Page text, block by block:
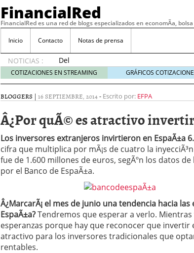
FinancialRed
FinancialRed es una red de blogs especializados en economÃ­a,
Inicio Contacto Notas de prensa
NOTICIAS :
Del
depósito
a la
cómo
cambiando
gestión
del
ahorro
en
España
05/08/2026
Seguros de convenio en pymes: la
descubren cuando ya es demasiado tarde
ReseÃ±a de SIFX: Lo Que Deben Saber los
Operar 29/06/2026
Crear empresa online vs proceso
COTIZACIONES EN STREAMING GRÁFICOS
BLOGGERS | 16 SEPTIEMBRE, 2014- Escrito por: EFPA
Â¿Por quÃ© es atractivo
Los inversores extranjeros invirtieron en EspaÃ±a
cifra que multiplica por mÃ¡s de cuatro la
fue de 1.600 millones de euros, segÃºn los datos
por el Banco de EspaÃ±a.
Â¿MarcarÃ¡ el mes de junio una tendencia hacia
EspaÃ±a?Tendremos que esperar a verlo.
esperanzas porque hay que reconocer que invertir
atractivo para los inversores tradicionales que
rentables.